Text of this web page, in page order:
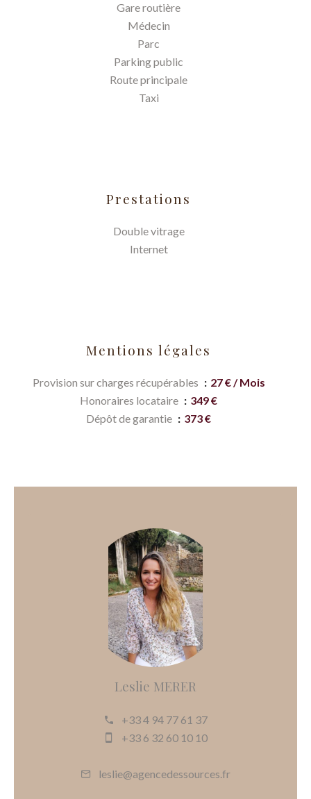
Gare routière
Médecin
Parc
Parking public
Route principale
Taxi
Prestations
Double vitrage
Internet
Mentions légales
Provision sur charges récupérables
27 € / Mois
Honoraires locataire
349 €
Dépôt de garantie
373 €
Leslie MERER
+33 4 94 77 61 37
+33 6 32 60 10 10
leslie@agencedessources.fr